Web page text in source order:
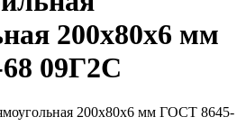
200x80x6 мм
09Г2С